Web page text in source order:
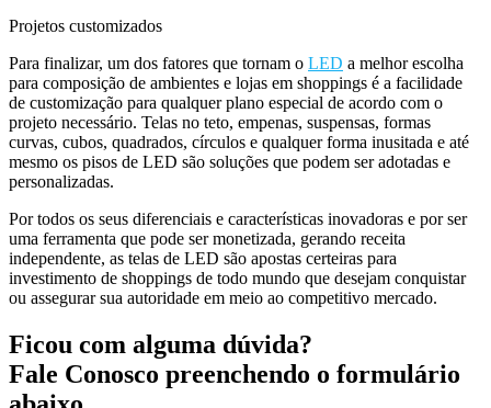
Projetos customizados
Para finalizar, um dos fatores que tornam o LED a melhor escolha
para composição de ambientes e lojas em shoppings é a facilidade
de customização para qualquer plano especial de acordo com o
projeto necessário. Telas no teto, empenas, suspensas, formas
curvas, cubos, quadrados, círculos e qualquer forma inusitada e até
mesmo os pisos de LED são soluções que podem ser adotadas e
personalizadas.
Por todos os seus diferenciais e características inovadoras e por ser
uma ferramenta que pode ser monetizada, gerando receita
independente, as telas de LED são apostas certeiras para
investimento de shoppings de todo mundo que desejam conquistar
ou assegurar sua autoridade em meio ao competitivo mercado.
Ficou com alguma dúvida?
Fale Conosco preenchendo o formulário